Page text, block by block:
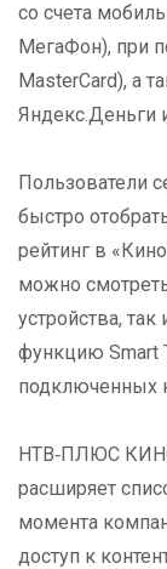
со счета
МегаФон), при
MasterCard), а
Яндекс.Деньги
Пользователи
быстро
рейтинг в
можно
устройства,
функцию Smart
подключенных
НТВ‑ПЛЮС КИНО
расширяет
момента
доступ к